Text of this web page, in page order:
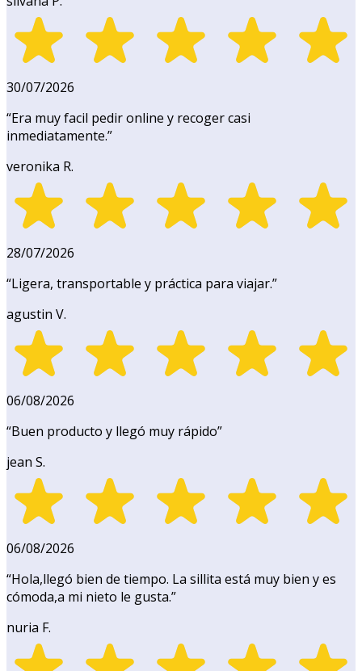
30/07/2026
“Era muy facil pedir online y recoger casi
inmediatamente.”
veronika R.
28/07/2026
“Ligera, transportable y práctica para viajar.”
agustin V.
06/08/2026
“Buen producto y llegó muy rápido”
jean S.
06/08/2026
“Hola,llegó bien de tiempo. La sillita está muy bien y es
cómoda,a mi nieto le gusta.”
nuria F.